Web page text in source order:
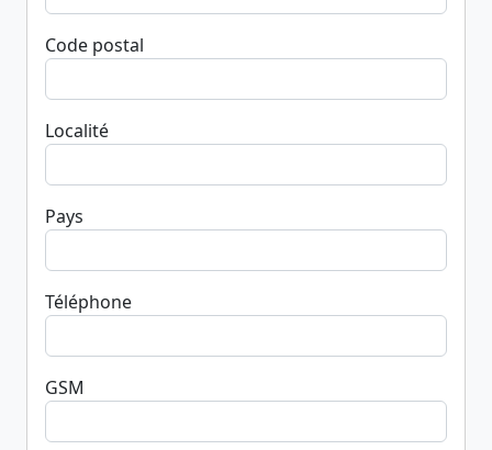
Code postal
Localité
Pays
Téléphone
GSM